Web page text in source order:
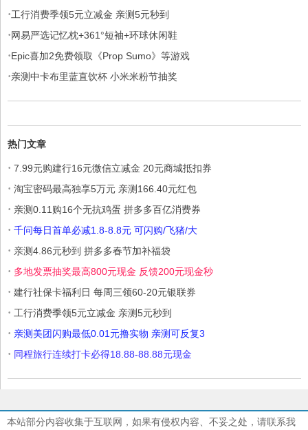
·工行消费季领5元立减金 亲测5元秒到
·网易严选记忆枕+361°短袖+环球休闲鞋
·Epic喜加2免费领取《Prop Sumo》等游戏
·亲测中卡布里蓝直饮杯 小米米粉节抽奖
热门文章
· 7.99元购建行16元微信立减金 20元商城抵扣券
· 淘宝密码最高独享5万元 亲测166.40元红包
· 亲测0.11购16个无抗鸡蛋 拼多多百亿消费券
· 千问每日首单必减1.8-8.8元 可闪购/飞猪/大
· 亲测4.86元秒到 拼多多春节加补福袋
· 多地发票抽奖最高800元现金 反馈200元现金秒
· 建行社保卡福利日 每周三领60-20元银联券
· 工行消费季领5元立减金 亲测5元秒到
· 亲测美团闪购最低0.01元撸实物 亲测可反复3
· 同程旅行连续打卡必得18.88-88.88元现金
本站部分内容收集于互联网，如果有侵权内容、不妥之处，请联系我